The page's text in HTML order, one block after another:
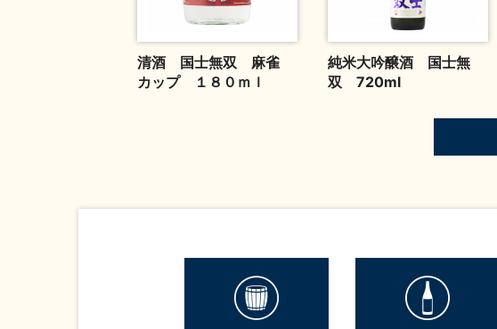
清酒 国士無双 麻雀
カップ １８０ｍｌ
純米大吟醸酒 国士無
双 720ml